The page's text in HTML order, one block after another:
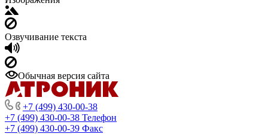
Озвучивание текста
Обычная версия сайта
+7 (499) 430-00-38
+7 (499) 430-00-38 Телефон
+7 (499) 430-00-39 Факс